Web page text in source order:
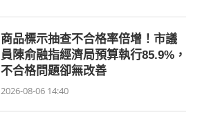
商品標示抽查不合格率倍增！市議
員陳俞融指經濟局預算執行85.9%，
不合格問題卻無改善
2026-08-06 14:40